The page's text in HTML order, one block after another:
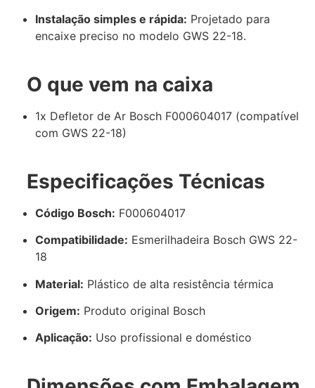
Instalação simples e rápida: Projetado para
encaixe preciso no modelo GWS 22-18.
O que vem na caixa
1x Defletor de Ar Bosch F000604017 (compatível
com GWS 22-18)
Especificações Técnicas
Código Bosch: F000604017
Compatibilidade: Esmerilhadeira Bosch GWS 22-
18
Material: Plástico de alta resistência térmica
Origem: Produto original Bosch
Aplicação: Uso profissional e doméstico